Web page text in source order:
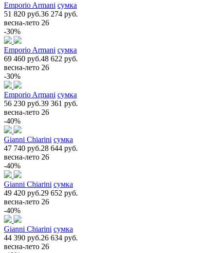
Emporio Armani сумка
51 820 руб.36 274 руб.
весна-лето 26
-30%
Emporio Armani сумка
69 460 руб.48 622 руб.
весна-лето 26
-30%
Emporio Armani сумка
56 230 руб.39 361 руб.
весна-лето 26
-40%
Gianni Chiarini сумка
47 740 руб.28 644 руб.
весна-лето 26
-40%
Gianni Chiarini сумка
49 420 руб.29 652 руб.
весна-лето 26
-40%
Gianni Chiarini сумка
44 390 руб.26 634 руб.
весна-лето 26